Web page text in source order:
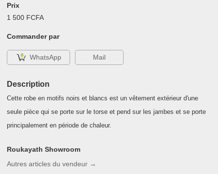
Prix
1 500 FCFA
Commander par
WhatsApp Mail
Description
Cette robe en motifs noirs et blancs est un vêtement extérieur d'une
seule pièce qui se porte sur le torse et pend sur les jambes et se porte
principalement en période de chaleur.
Roukayath Showroom
Autres articles du vendeur →